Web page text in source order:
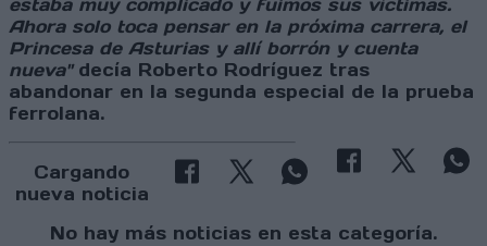
estaba muy complicado y fuimos sus víctimas.
Ahora solo toca pensar en la próxima carrera, el
Princesa de Asturias y allí borrón y cuenta
nueva"decía Roberto Rodríguez tras
abandonar en la segunda especial de la prueba
ferrolana.
Cargando
nueva noticia
No hay más noticias en esta categoría.